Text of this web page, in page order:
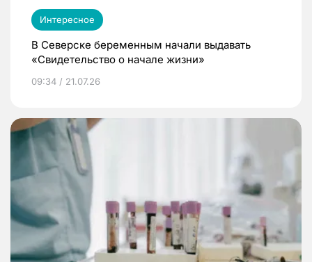
Интересное
В Северске беременным начали выдавать
«Свидетельство о начале жизни»
09:34 / 21.07.26